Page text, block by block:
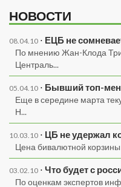
НОВОСТИ
08.04.10 ⋅ ЕЦБ не
По мнению Жан-Клода
Централь...
05.04.10 ⋅ Бывший топ-
Еще в середине марта
Н...
10.03.10 ⋅ ЦБ не удержал
Цена бивалютной корзины
03.02.10 ⋅ Что будет с
По оценкам экспертов